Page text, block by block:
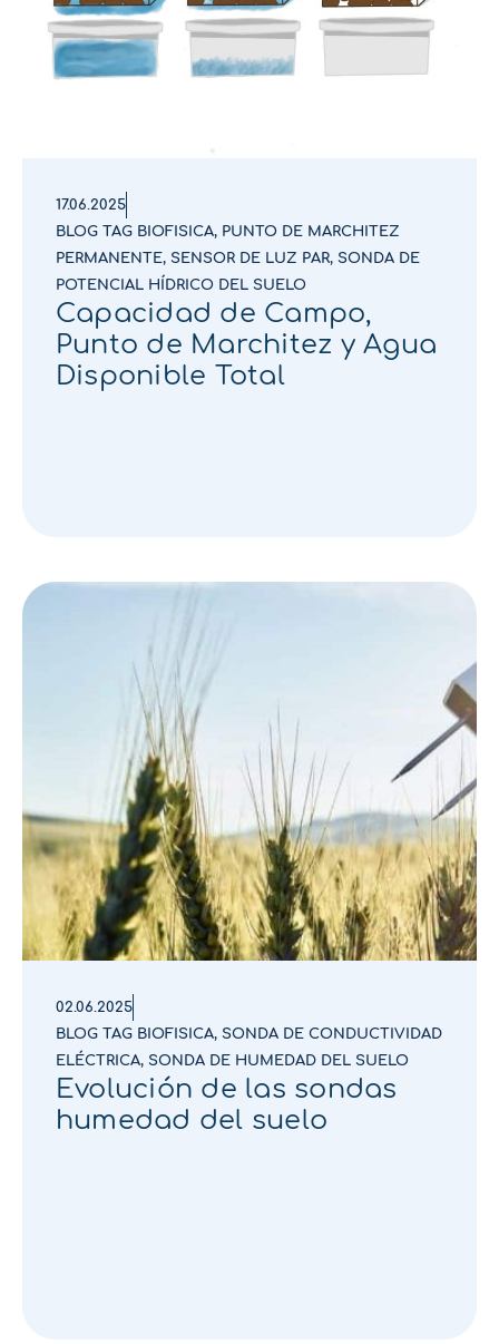
17.06.2025
BLOG TAG BIOFISICA, PUNTO DE MARCHITEZ
PERMANENTE, SENSOR DE LUZ PAR, SONDA DE
POTENCIAL HÍDRICO DEL SUELO
Capacidad de Campo,
Punto de Marchitez y Agua
Disponible Total
02.06.2025
BLOG TAG BIOFISICA, SONDA DE CONDUCTIVIDAD
ELÉCTRICA, SONDA DE HUMEDAD DEL SUELO
Evolución de las sondas
humedad del suelo